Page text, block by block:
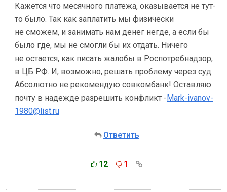
Кажется что месячного платежа, оказывается не тут-
то было. Так как заплатить мы физически
не сможем, и занимать нам денег негде, а если бы
было где, мы не смогли бы их отдать. Ничего
не остается, как писать жалобы в Роспотребнадзор,
в ЦБ РФ. И, возможно, решать проблему через суд.
Абсолютно не рекомендую совкомбанк! Оставляю
почту в надежде разрешить конфликт -Mark-ivanov-
1980@list.ru
Ответить
12 1